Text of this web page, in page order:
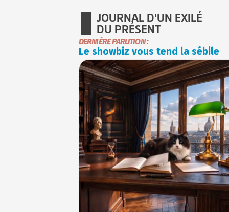
JOURNAL D'UN EXILÉ
DU PRÉSENT
DERNIÈRE PARUTION :
Le showbiz vous tend la sébile